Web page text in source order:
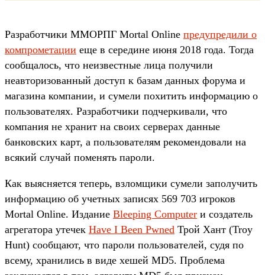
Разработчики ММОРПГ Mortal Online предупредили о
компрометации еще в середине июня 2018 года. Тогда
сообщалось, что неизвестные лица получили
неавторизованный доступ к базам данных форума и
магазина компании, и сумели похитить информацию о
пользователях. Разработчики подчеркивали, что
компания не хранит на своих серверах данные
банковских карт, а пользователям рекомендовали на
всякий случай поменять пароли.
Как выясняется теперь, взломщики сумели заполучить
информацию об учетных записях 569 703 игроков
Mortal Online. Издание Bleeping Computer и создатель
агрегатора утечек Have I Been Pwned Трой Хант (Troy
Hunt) сообщают, что пароли пользователей, судя по
всему, хранились в виде хешей MD5. Проблема